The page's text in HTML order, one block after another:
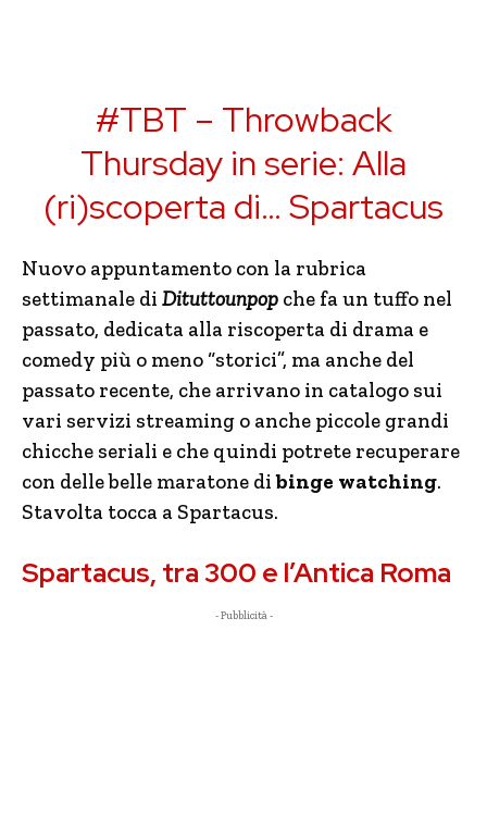
#TBT – Throwback
Thursday in serie: Alla
(ri)scoperta di… Spartacus
Nuovo appuntamento con la rubrica
settimanale di Dituttounpop che fa un tuffo nel
passato, dedicata alla riscoperta di drama e
comedy più o meno “storici”, ma anche del
passato recente, che arrivano in catalogo sui
vari servizi streaming o anche piccole grandi
chicche seriali e che quindi potrete recuperare
con delle belle maratone dibinge watching.
Stavolta tocca a Spartacus.
Spartacus, tra 300 e l’Antica Roma
- Pubblicità -